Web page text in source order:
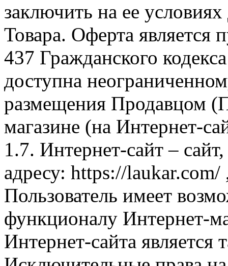
заключить на ее
Товара. Оферта является
437 Гражданского
доступна
размещения Продавцом
магазине (на Интернет-
1.7. Интернет-сайт –
адресу: https://laukar.com/
Пользователь имеет
функционалу Интернет-
Интернет-сайта